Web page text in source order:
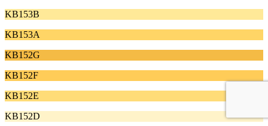
KB153B
KB153A
KB152G
KB152F
KB152E
KB152D